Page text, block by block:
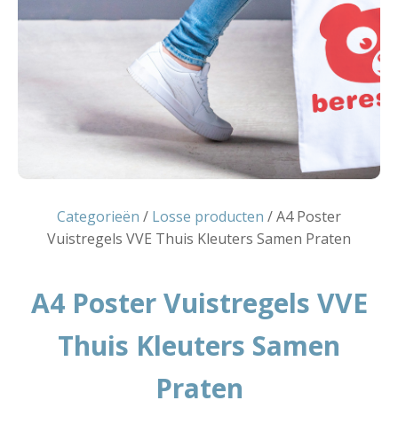
Categorieën / Losse producten / A4 Poster
Vuistregels VVE Thuis Kleuters Samen Praten
A4 Poster Vuistregels VVE
Thuis Kleuters Samen
Praten